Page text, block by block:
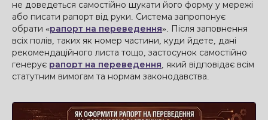
не доведеться самостійно шукати його форму у мережі
або писати рапорт від руки. Система запропонує
обрати «рапорт на переведення». Після заповнення
всіх полів, таких як номер частини, куди йдете, дані
рекомендаційного листа тощо, застосунок самостійно
генерує рапорт на переведення, який відповідає всім
статутним вимогам та нормам законодавства.